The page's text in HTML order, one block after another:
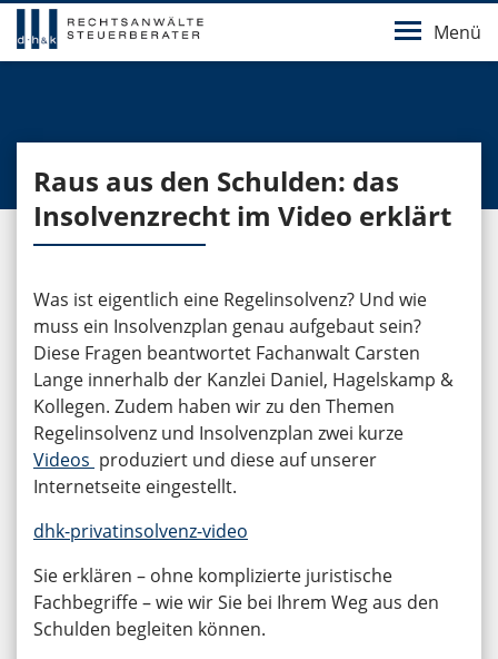
Menü
Raus aus den Schulden: das
Insolvenzrecht im Video erklärt
Was ist eigentlich eine Regelinsolvenz? Und wie
muss ein Insolvenzplan genau aufgebaut sein?
Diese Fragen beantwortet Fachanwalt Carsten
Lange innerhalb der Kanzlei Daniel, Hagelskamp &
Kollegen. Zudem haben wir zu den Themen
Regelinsolvenz und Insolvenzplan zwei kurze
Videos produziert und diese auf unserer
Internetseite eingestellt.
dhk-privatinsolvenz-video
Sie erklären – ohne komplizierte juristische
Fachbegriffe – wie wir Sie bei Ihrem Weg aus den
Schulden begleiten können.